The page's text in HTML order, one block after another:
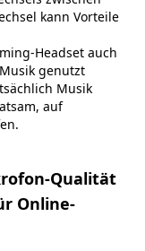
kann Vorteile
Headset auch
genutzt
Musik
auf
Qualität
Online-